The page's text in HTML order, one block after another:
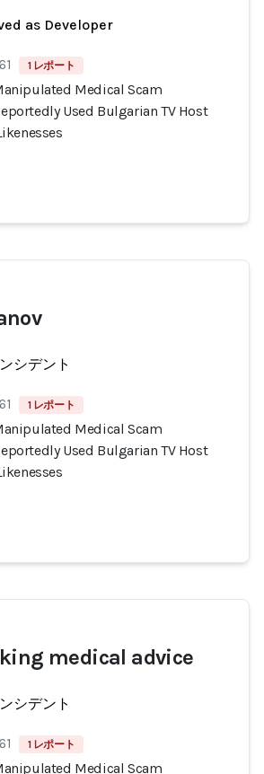
as Developer
1 レポート
Medical Scam
Used Bulgarian TV Host
シデント
1 レポート
Medical Scam
Used Bulgarian TV Host
medical advice
シデント
1 レポート
Medical Scam